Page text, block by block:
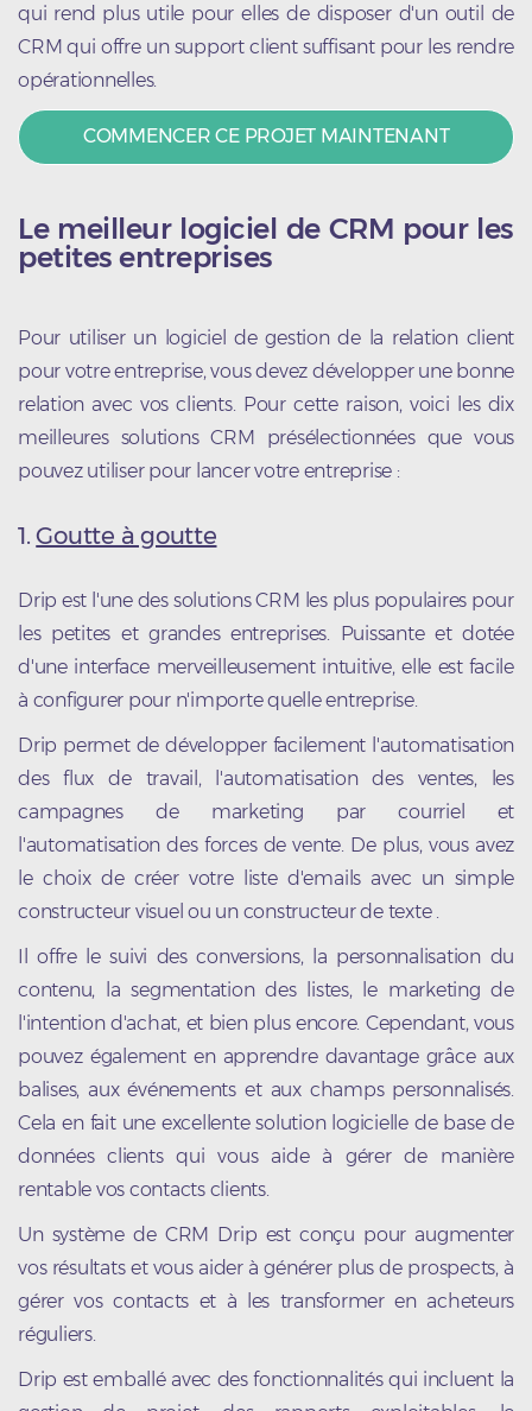
qui rend plus utile pour elles de disposer d'un outil de
CRM qui offre un support client suffisant pour les rendre
opérationnelles.
COMMENCER CE PROJET MAINTENANT
Le meilleur logiciel de CRM pour les
petites entreprises
Pour utiliser un logiciel de gestion de la relation client
pour votre entreprise, vous devez développer une bonne
relation avec vos clients. Pour cette raison, voici les dix
meilleures solutions CRM présélectionnées que vous
pouvez utiliser pour lancer votre entreprise :
1.Goutte à goutte
Drip est l'une des solutions CRM les plus populaires pour
les petites et grandes entreprises. Puissante et dotée
d'une interface merveilleusement intuitive, elle est facile
à configurer pour n'importe quelle entreprise.
Drip permet de développer facilement l'automatisation
des flux de travail, l'automatisation des ventes, les
campagnes de marketing par courriel et
l'automatisation des forces de vente. De plus, vous avez
le choix de créer votre liste d'emails avec un simple
constructeur visuel ou un constructeur de texte .
Il offre le suivi des conversions, la personnalisation du
contenu, la segmentation des listes, le marketing de
l'intention d'achat, et bien plus encore. Cependant, vous
pouvez également en apprendre davantage grâce aux
balises, aux événements et aux champs personnalisés.
Cela en fait une excellente solution logicielle de base de
données clients qui vous aide à gérer de manière
rentable vos contacts clients.
Un système de CRM Drip est conçu pour augmenter
vos résultats et vous aider à générer plus de prospects, à
gérer vos contacts et à les transformer en acheteurs
réguliers.
Drip est emballé avec des fonctionnalités qui incluent la